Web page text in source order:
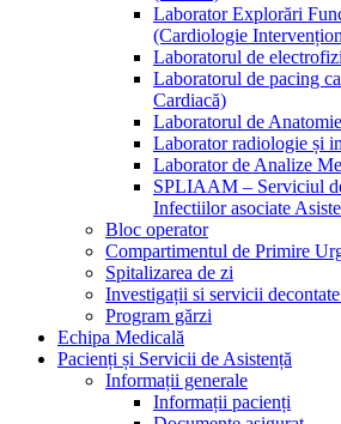
Laborator Explorări
(Cardiologie
Laboratorul de
Laboratorul de pacing
Cardiacă)
Laboratorul de
Laborator radiologie și
Laborator de Analize
SPLIAAM – Serviciul
Infectiilor asociate
Bloc operator
Compartimentul de Primire
Spitalizarea de zi
Investigații si servicii
Program gărzi
Echipa Medicală
Pacienți și Servicii de Asistență
Informații generale
Informații pacienți